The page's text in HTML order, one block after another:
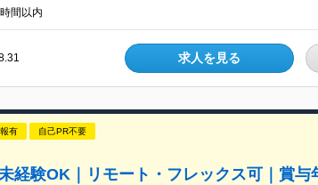
間以内
求人を見る
有 自己PR不要
経験OK｜リモート・フレックス可｜賞与